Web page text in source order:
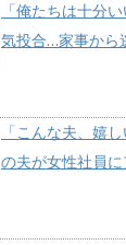
「俺たちは十分
気投合…家事から
「こんな夫、嬉
の夫が女性社員に